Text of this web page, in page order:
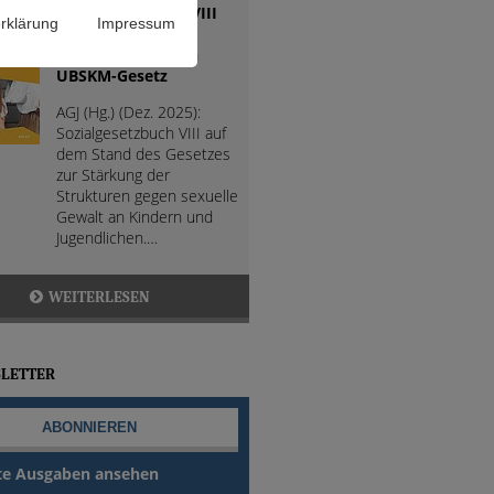
Impressum
Sozialgesetzbuch VIII
(SGB VIII) mit
UBSKM-Gesetz
AGJ (Hg.) (Dez. 2025):
Sozialgesetzbuch VIII auf
dem Stand des Gesetzes
zur Stärkung der
Strukturen gegen sexuelle
Gewalt an Kindern und
Jugendlichen.…
WEITERLESEN
Ausgaben ansehen